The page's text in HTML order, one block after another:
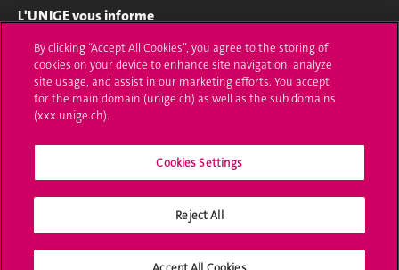
L'UNIGE vous informe
UNIGE Mobile
Médias
Offres d'emploi
Calendrier académique
Médias sociaux UNIGE
By clicking “Accept All Cookies”, you agree to the storing of
cookies on your device to enhance site navigation, analyze
site usage, and assist in our marketing efforts. You accept
for the main domain (unige.ch) as well as the sub domains
(xxx.unige.ch).
Cookies Settings
Reject All